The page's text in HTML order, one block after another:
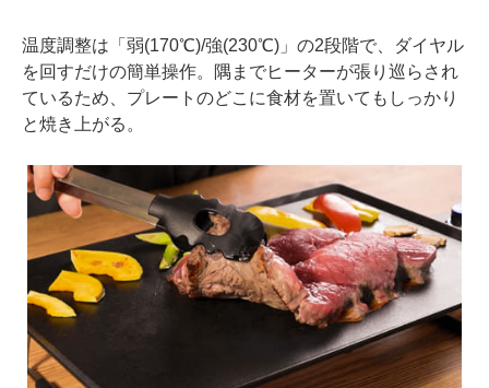
温度調整は「弱(170℃)/強(230℃)」の2段階で、ダイヤル
を回すだけの簡単操作。隅までヒーターが張り巡らされ
ているため、プレートのどこに食材を置いてもしっかり
と焼き上がる。